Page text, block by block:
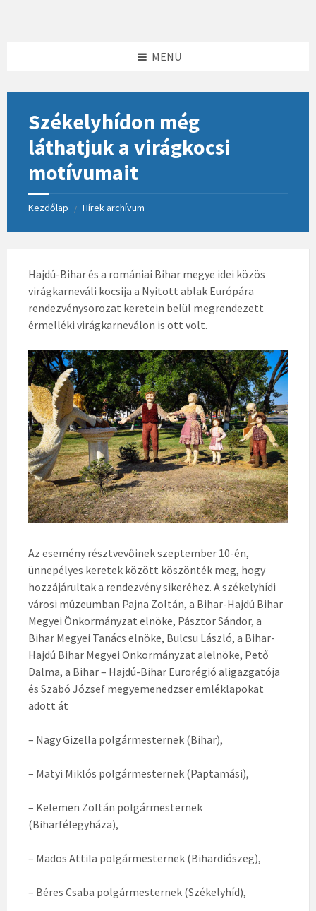
MENÜ
Székelyhídon még
láthatjuk a virágkocsi
motívumait
Kezdőlap / Hírek archívum
Hajdú-Bihar és a romániai Bihar megye idei közös
virágkarneváli kocsija a Nyitott ablak Európára
rendezvénysorozat keretein belül megrendezett
érmelléki virágkarneválon is ott volt.
Az esemény résztvevőinek szeptember 10-én,
ünnepélyes keretek között köszönték meg, hogy
hozzájárultak a rendezvény sikeréhez. A székelyhídi
városi múzeumban Pajna Zoltán, a Bihar-Hajdú Bihar
Megyei Önkormányzat elnöke, Pásztor Sándor, a
Bihar Megyei Tanács elnöke, Bulcsu László, a Bihar-
Hajdú Bihar Megyei Önkormányzat alelnöke, Pető
Dalma, a Bihar – Hajdú-Bihar Eurorégió aligazgatója
és Szabó József megyemenedzser emléklapokat
adott át
– Nagy Gizella polgármesternek (Bihar),
– Matyi Miklós polgármesternek (Paptamási),
– Kelemen Zoltán polgármesternek
(Biharfélegyháza),
– Mados Attila polgármesternek (Bihardiószeg),
– Béres Csaba polgármesternek (Székelyhíd),